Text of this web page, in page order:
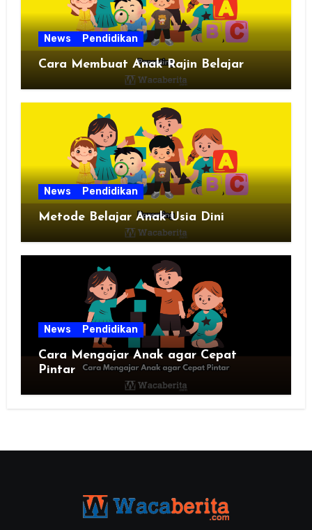
News Pendidikan
Cara Membuat Anak Rajin Belajar
News Pendidikan
Metode Belajar Anak Usia Dini
News Pendidikan
Cara Mengajar Anak agar Cepat
Pintar